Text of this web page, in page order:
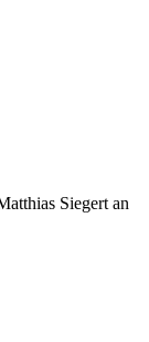
Siegert an